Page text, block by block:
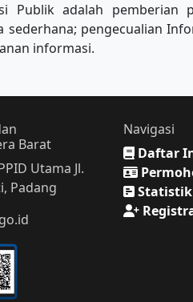
Publik adalah
pengecualian
informasi.
Barat
Utama Jl.
Padang
Navigasi
Daftar
Statistik